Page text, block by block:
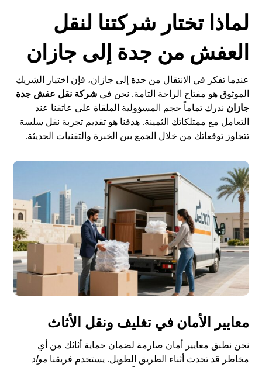
لماذا تختار شركتنا لنقل
العفش من جدة إلى جازان
عندما تفكر في الانتقال من جدة إلى جازان، فإن اختيار الشريك
الموثوق هو مفتاح الراحة التامة. نحن فيشركة نقل عفش جدة
جازان ندرك تماماً حجم المسؤولية الملقاة على عاتقنا عند
التعامل مع ممتلكاتك الثمينة. هدفنا هو تقديم تجربة نقل سلسة
تتجاوز توقعاتك من خلال الجمع بين الخبرة والتقنيات الحديثة.
معايير الأمان في تغليف ونقل الأثاث
نحن نطبق معايير أمان صارمة لضمان حماية أثاثك من أي
مخاطر قد تحدث أثناء الطريق الطويل. يستخدم فريقنا مواد